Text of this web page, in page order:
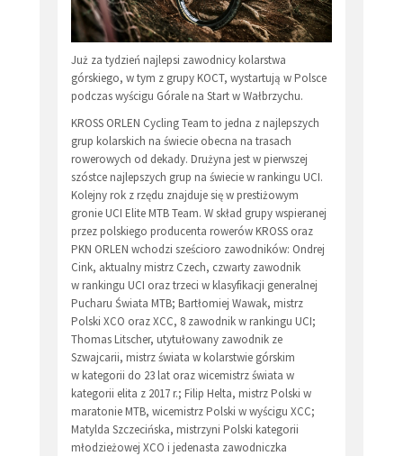
Już za tydzień najlepsi zawodnicy kolarstwa
górskiego, w tym z grupy KOCT, wystartują w Polsce
podczas wyścigu Górale na Start w Wałbrzychu.
KROSS ORLEN Cycling Team to jedna z najlepszych
grup kolarskich na świecie obecna na trasach
rowerowych od dekady. Drużyna jest w pierwszej
szóstce najlepszych grup na świecie w rankingu UCI.
Kolejny rok z rzędu znajduje się w prestiżowym
gronie UCI Elite MTB Team. W skład grupy wspieranej
przez polskiego producenta rowerów KROSS oraz
PKN ORLEN wchodzi sześcioro zawodników: Ondrej
Cink, aktualny mistrz Czech, czwarty zawodnik
w rankingu UCI oraz trzeci w klasyfikacji generalnej
Pucharu Świata MTB; Bartłomiej Wawak, mistrz
Polski XCO oraz XCC, 8 zawodnik w rankingu UCI;
Thomas Litscher, utytułowany zawodnik ze
Szwajcarii, mistrz świata w kolarstwie górskim
w kategorii do 23 lat oraz wicemistrz świata w
kategorii elita z 2017 r.; Filip Helta, mistrz Polski w
maratonie MTB, wicemistrz Polski w wyścigu XCC;
Matylda Szczecińska, mistrzyni Polski kategorii
młodzieżowej XCO i jedenasta zawodniczka